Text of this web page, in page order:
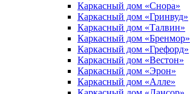
Каркасный дом «Снора»
Каркасный дом «Гринвуд»
Каркасный дом «Талвин»
Каркасный дом «Бренмор»
Каркасный дом «Грефорд»
Каркасный дом «Вестон»
Каркасный дом «Эрон»
Каркасный дом «Алле»